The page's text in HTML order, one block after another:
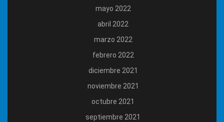
mayo 2022
abril 2022
marzo 2022
febrero 2022
diciembre 2021
noviembre 2021
octubre 2021
septiembre 2021